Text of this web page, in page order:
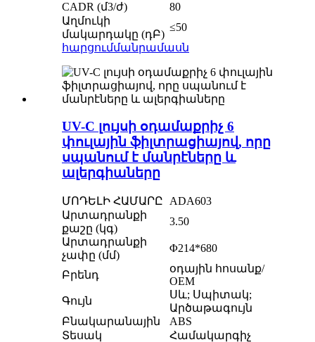
CADR (մ3/ժ)
80
Աղմուկի
մակարդակը (դԲ)
≤50
հարցումմանրամասն
UV-C լույսի օդամաքրիչ 6
փուլային ֆիլտրացիայով, որը
սպանում է մանրէները և
ալերգիաները
ՄՈԴԵԼԻ ՀԱՄԱՐԸ
ADA603
Արտադրանքի
քաշը (կգ)
3.50
Արտադրանքի
չափը (մմ)
Φ214*680
Բրենդ
օդային հոսանք/
OEM
Գույն
Սև; Սպիտակ;
Արծաթագույն
Բնակարանային
ABS
Տեսակ
Համակարգիչ